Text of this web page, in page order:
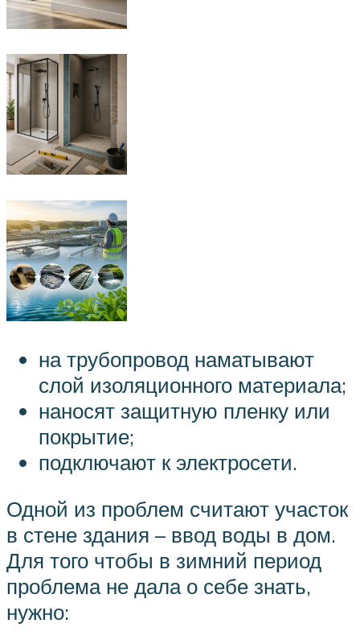
на трубопровод наматывают
слой изоляционного материала;
наносят защитную пленку или
покрытие;
подключают к электросети.
Одной из проблем считают участок
в стене здания – ввод воды в дом.
Для того чтобы в зимний период
проблема не дала о себе знать,
нужно: